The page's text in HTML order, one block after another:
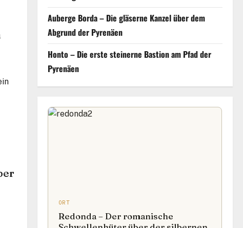
Auberge Borda – Die gläserne Kanzel über dem
Abgrund der Pyrenäen
Honto – Die erste steinerne Bastion am Pfad der
Pyrenäen
ORT
Redonda – Der romanische